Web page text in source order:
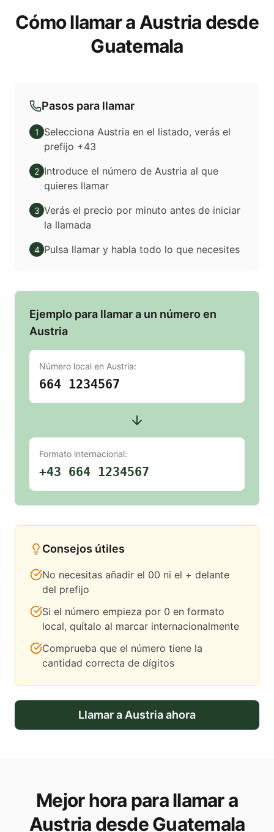
Cómo llamar a Austria desde
Guatemala
Pasos para llamar
1
Selecciona Austria en el listado, verás el
prefijo +43
2 Introduce el número de Austria al que
quieres llamar
3 Verás el precio por minuto antes de iniciar
la llamada
4 Pulsa llamar y habla todo lo que necesites
Ejemplo para llamar a un número en
Austria
Número local en Austria:
664 1234567
Formato internacional:
+43 664 1234567
Consejos útiles
No necesitas añadir el 00 ni el + delante
del prefijo
Si el número empieza por 0 en formato
local, quítalo al marcar internacionalmente
Comprueba que el número tiene la
cantidad correcta de dígitos
Llamar a Austriaahora
Mejor hora para llamar a
Austria desde Guatemala